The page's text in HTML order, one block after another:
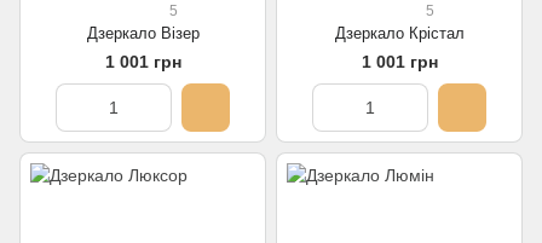
5
Дзеркало Візер
1 001 грн
5
Дзеркало Крістал
1 001 грн